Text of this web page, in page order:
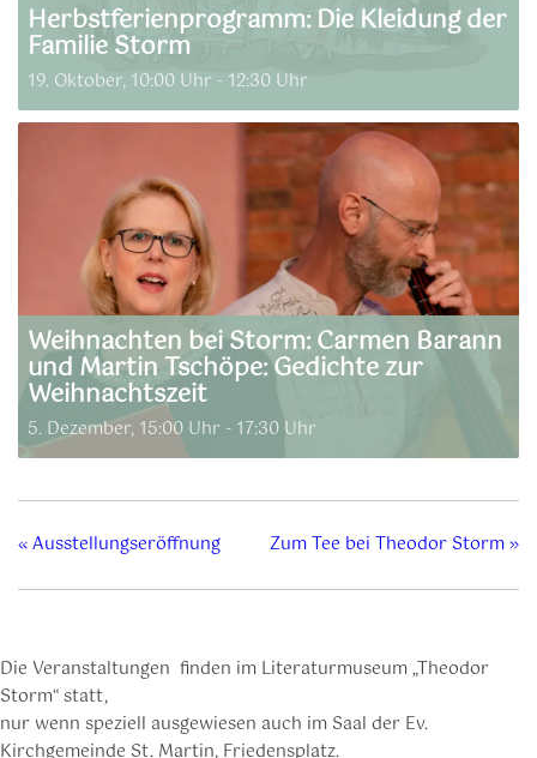
Herbstferienprogramm: Die Kleidung der
Familie Storm
19. Oktober, 10:00 Uhr - 12:30 Uhr
Weihnachten bei Storm: Carmen Barann
und Martin Tschöpe: Gedichte zur
Weihnachtszeit
5. Dezember, 15:00 Uhr - 17:30 Uhr
«Ausstellungseröffnung Zum Tee bei Theodor Storm»
Die Veranstaltungen finden im Literaturmuseum „Theodor
Storm“ statt,
nur wenn speziell ausgewiesen auch im Saal der Ev.
Kirchgemeinde St. Martin, Friedensplatz.